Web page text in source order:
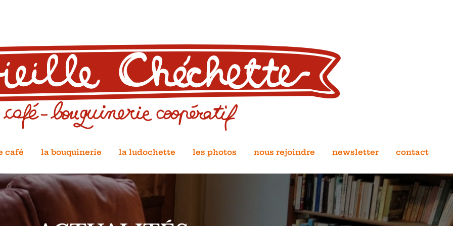
café la bouquinerie la ludochette les photos nous rejoindre newsletter contact